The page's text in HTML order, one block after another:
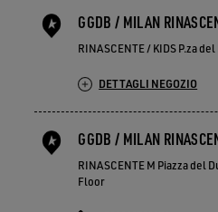
GGDB / MILAN
RINASCENTE / KIDS P.za
DETTAGLI NEGOZIO
GGDB / MILAN
RINASCENTE M Piazza del
Floor